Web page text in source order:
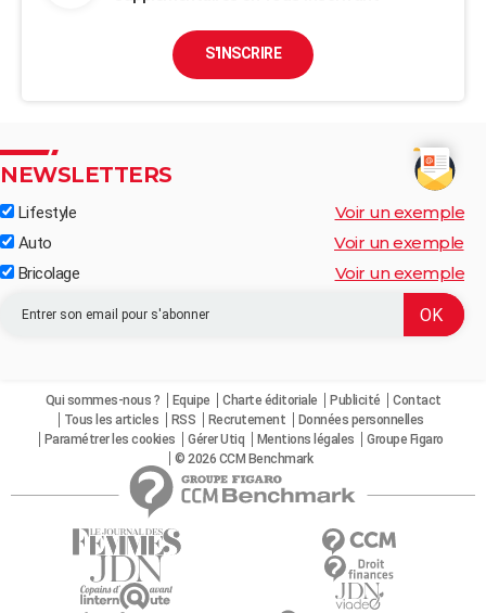
S'INSCRIRE
NEWSLETTERS
Lifestyle Voir un exemple
Auto Voir un exemple
Bricolage Voir un exemple
Qui sommes-nous ? Equipe Charte éditoriale Publicité
Contact
Tous les articles
RSS Recrutement
Données personnelles
Paramétrer les cookies
Gérer Utiq Mentions légales
Groupe Figaro
© 2026 CCM Benchmark